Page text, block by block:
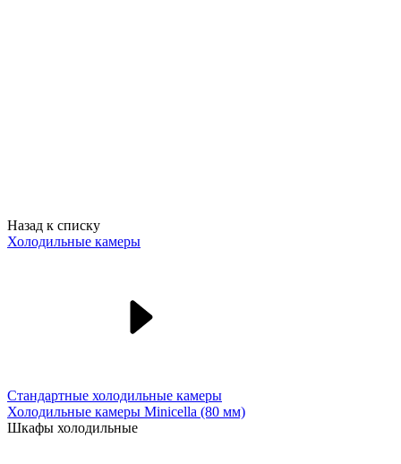
Назад к списку
Холодильные камеры
Стандартные холодильные камеры
Холодильные камеры Minicella (80 мм)
Шкафы холодильные